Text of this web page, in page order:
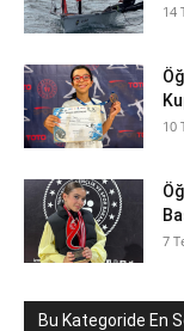
14
10
7
Bu Kategoride En